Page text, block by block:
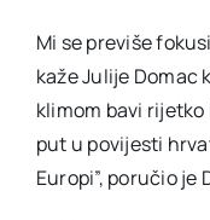
Mi se previše
kaže Julije Domac
klimom bavi
put u povijesti
Europi”, poručio je